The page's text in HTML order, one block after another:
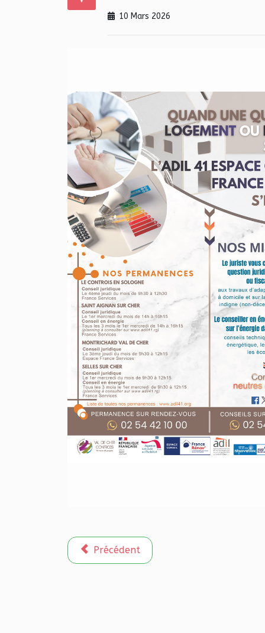
10 Mars 2026
Article précédent : Devenir commissaires
Précédent